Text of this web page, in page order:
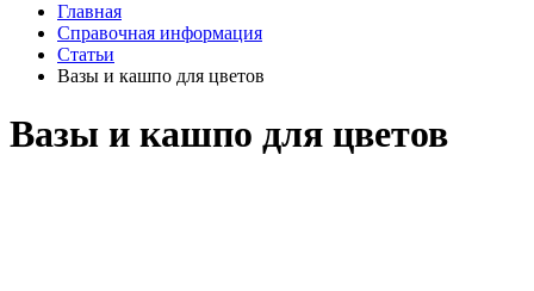
Главная
Справочная информация
Статьи
Вазы и кашпо для цветов
Вазы и кашпо для цветов